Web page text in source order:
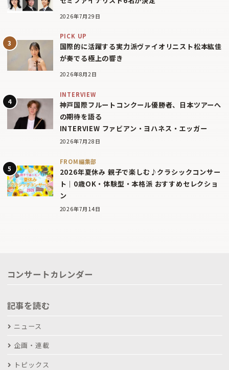
2026年7月29日
PICK UP
国際的に活躍する実力派ヴァイオリニスト松本紘佳
が奏でる極上の響き
2026年8月2日
INTERVIEW
神戸国際フルートコンクール優勝者、日本ツアーへ
の期待を語る
INTERVIEW ファビアン・ヨハネス・エッガー
2026年7月28日
FROM編集部
2026年夏休み 親子で楽しむ♪クラシックコンサー
ト｜0歳OK・体験型・本格派 おすすめセレクショ
ン
2026年7月14日
コンサートカレンダー
記事を読む
ニュース
企画・連載
トピックス